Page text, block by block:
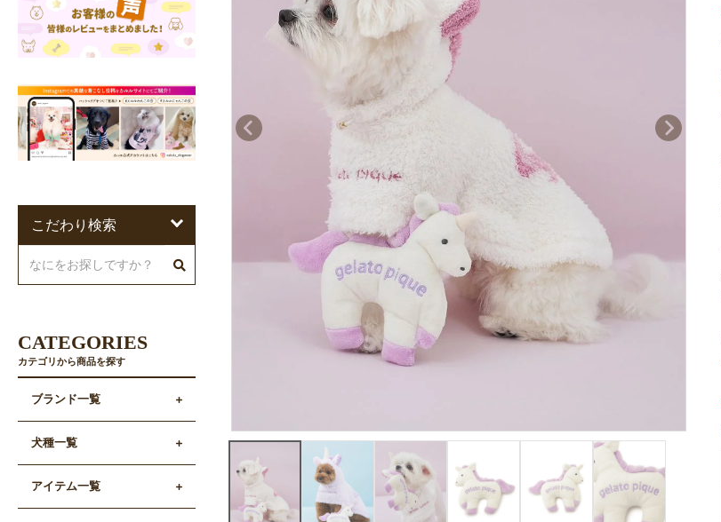
こだわり検索
CATEGORIES
カテゴリから商品を探す
ブランド一覧
犬種一覧
アイテム一覧